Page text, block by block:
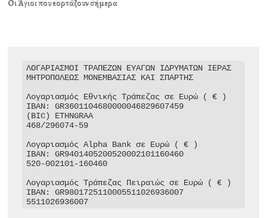
Οι Άγιοι που εορτάζουν σήμερα
ΛΟΓΑΡΙΑΣΜΟΙ ΤΡΑΠΕΖΩΝ ΕΥΑΓΩΝ ΙΔΡΥΜΑΤΩΝ ΙΕΡΑΣ
ΜΗΤΡΟΠΟΛΕΩΣ ΜΟΝΕΜΒΑΣΙΑΣ ΚΑΙ ΣΠΑΡΤΗΣ
Λογαριασμός Εθνικής Τράπεζας σε Ευρώ ( € )
IBAN: GR3601104680000046829607459
(BIC) ETHNGRAA
468/296074-59
Λογαριασμός Alpha Bank σε Ευρώ ( € )
IBAN: GR9401405200520002101160460
520-002101-160460
Λογαριασμός Τράπεζας Πειραιώς σε Ευρώ ( € )
IBAN: GR9801725110005511026936007
5511026936007